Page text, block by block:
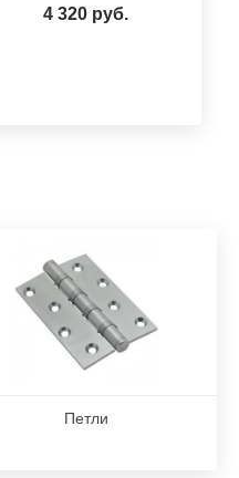
4 320 руб.
Петли